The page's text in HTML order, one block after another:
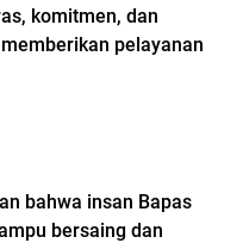
komitmen, dan
pelayanan
bahwa insan Bapas
bersaing dan